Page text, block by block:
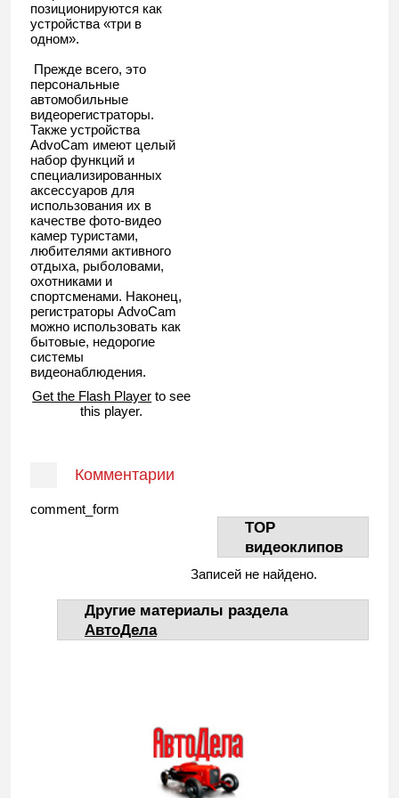
позиционируются как
устройства «три в
одном».
Прежде всего, это
персональные
автомобильные
видеорегистраторы.
Также устройства
AdvoCam имеют целый
набор функций и
специализированных
аксессуаров для
использования их в
качестве фото-видео
камер туристами,
любителями активного
отдыха, рыболовами,
охотниками и
спортсменами. Наконец,
регистраторы AdvoCam
можно использовать как
бытовые, недорогие
системы
видеонаблюдения.
Get the Flash Player to see
this player.
Комментарии
comment_form
TOP
видеоклипов
Записей не найдено.
Другие материалы раздела
АвтоДела